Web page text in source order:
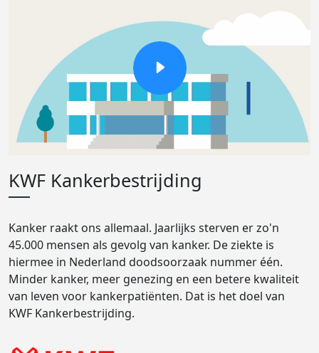
KWF Kankerbestrijding
Kanker raakt ons allemaal. Jaarlijks sterven er zo'n
45.000 mensen als gevolg van kanker. De ziekte is
hiermee in Nederland doodsoorzaak nummer één.
Minder kanker, meer genezing en een betere kwaliteit
van leven voor kankerpatiënten. Dat is het doel van
KWF Kankerbestrijding.